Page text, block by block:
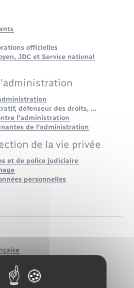
officielles
JDC et Service national
défenseur des droits, …
l'administration
de l'administration
de la vie privée
et de police judiciaire
personnelles
séjour et documents de
étranger en France